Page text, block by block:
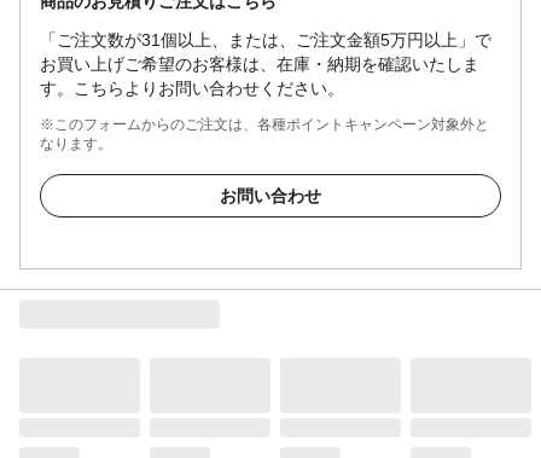
「ご注文数が31個以上、または、ご注文金額5万円以上」で
お買い上げご希望のお客様は、在庫・納期を確認いたしま
す。こちらよりお問い合わせください。
※このフォームからのご注文は、各種ポイントキャンペーン対象外と
なります。
お問い合わせ